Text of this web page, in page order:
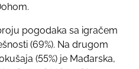
pogodaka sa igračem
(69%). Na drugom
(55%) je Mađarska,